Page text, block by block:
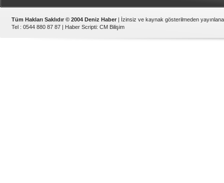
Tüm Hakları Saklıdır © 2004 Deniz Haber | İzinsiz ve kaynak gösterilmeden
Tel : 0544 880 87 87 | Haber Scripti: CM Bilişim